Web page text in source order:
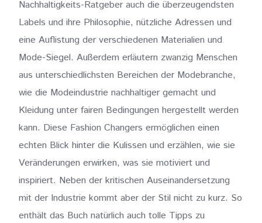
Nachhaltigkeits-Ratgeber auch die überzeugendsten
Labels und ihre Philosophie, nützliche Adressen und
eine Auflistung der verschiedenen Materialien und
Mode-Siegel. Außerdem erläutern zwanzig Menschen
aus unterschiedlichsten Bereichen der Modebranche,
wie die Modeindustrie nachhaltiger gemacht und
Kleidung unter fairen Bedingungen hergestellt werden
kann. Diese Fashion Changers ermöglichen einen
echten Blick hinter die Kulissen und erzählen, wie sie
Veränderungen erwirken, was sie motiviert und
inspiriert. Neben der kritischen Auseinandersetzung
mit der Industrie kommt aber der Stil nicht zu kurz. So
enthält das Buch natürlich auch tolle Tipps zu